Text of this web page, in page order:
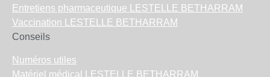
Entretiens pharmaceutique LESTELLE BETHARRAM
Vaccination LESTELLE BETHARRAM
Conseils
Numéros utiles
Matériel médical LESTELLE BETHARRAM